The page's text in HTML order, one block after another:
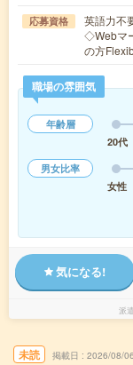
応募資格
英語力不
◇Webマ
の方
職場の雰囲気
年齢層
20代
男女比率
女性
気になる!
派
未読 掲載日 2026/08/06